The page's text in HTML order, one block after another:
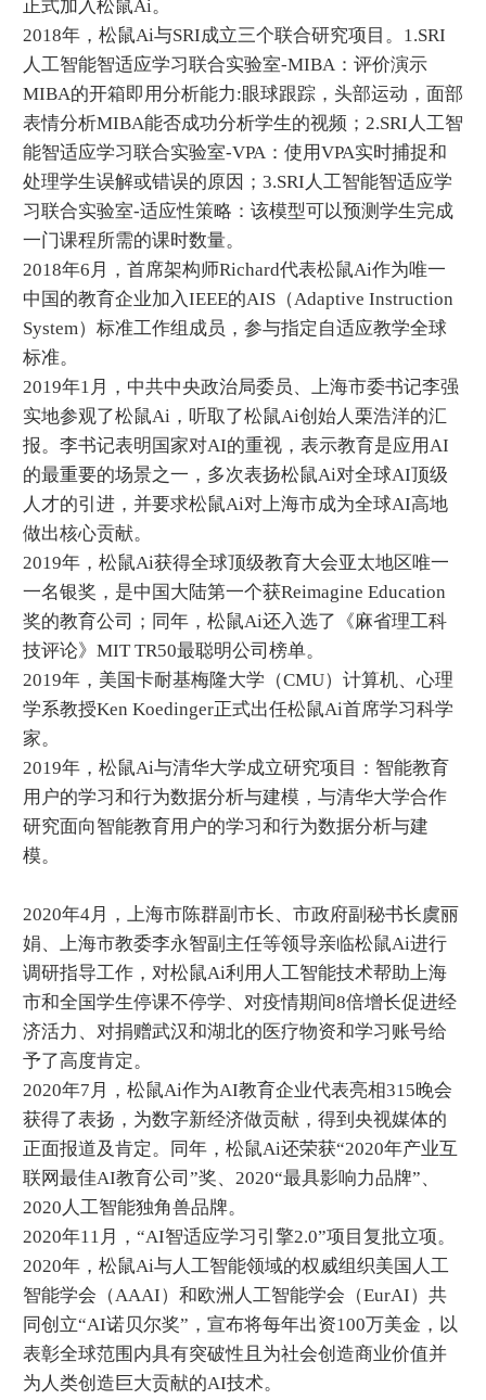
正式加入松鼠Ai。
2018年，松鼠Ai与SRI成立三个联合研究项目。1.SRI
人工智能智适应学习联合实验室-MIBA：评价演示
MIBA的开箱即用分析能力:眼球跟踪，头部运动，面部
表情分析MIBA能否成功分析学生的视频；2.SRI人工智
能智适应学习联合实验室-VPA：使用VPA实时捕捉和
处理学生误解或错误的原因；3.SRI人工智能智适应学
习联合实验室-适应性策略：该模型可以预测学生完成
一门课程所需的课时数量。
2018年6月，首席架构师Richard代表松鼠Ai作为唯一
中国的教育企业加入IEEE的AIS（Adaptive Instruction
System）标准工作组成员，参与指定自适应教学全球
标准。
2019年1月，中共中央政治局委员、上海市委书记李强
实地参观了松鼠Ai，听取了松鼠Ai创始人栗浩洋的汇
报。李书记表明国家对AI的重视，表示教育是应用AI
的最重要的场景之一，多次表扬松鼠Ai对全球AI顶级
人才的引进，并要求松鼠Ai对上海市成为全球AI高地
做出核心贡献。
2019年，松鼠Ai获得全球顶级教育大会亚太地区唯一
一名银奖，是中国大陆第一个获Reimagine Education
奖的教育公司；同年，松鼠Ai还入选了《麻省理工科
技评论》MIT TR50最聪明公司榜单。
2019年，美国卡耐基梅隆大学（CMU）计算机、心理
学系教授Ken Koedinger正式出任松鼠Ai首席学习科学
家。
2019年，松鼠Ai与清华大学成立研究项目：智能教育
用户的学习和行为数据分析与建模，与清华大学合作
研究面向智能教育用户的学习和行为数据分析与建
模。
2020年4月，上海市陈群副市长、市政府副秘书长虞丽
娟、上海市教委李永智副主任等领导亲临松鼠Ai进行
调研指导工作，对松鼠Ai利用人工智能技术帮助上海
市和全国学生停课不停学、对疫情期间8倍增长促进经
济活力、对捐赠武汉和湖北的医疗物资和学习账号给
予了高度肯定。
2020年7月，松鼠Ai作为AI教育企业代表亮相315晚会
获得了表扬，为数字新经济做贡献，得到央视媒体的
正面报道及肯定。同年，松鼠Ai还荣获“2020年产业互
联网最佳AI教育公司”奖、2020“最具影响力品牌”、
2020人工智能独角兽品牌。
2020年11月，“AI智适应学习引擎2.0”项目复批立项。
2020年，松鼠Ai与人工智能领域的权威组织美国人工
智能学会（AAAI）和欧洲人工智能学会（EurAI）共
同创立“AI诺贝尔奖”，宣布将每年出资100万美金，以
表彰全球范围内具有突破性且为社会创造商业价值并
为人类创造巨大贡献的AI技术。